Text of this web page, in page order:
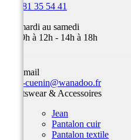
03 81 35 54 41
Du mardi au samedi
de 09h à 12h - 14h à 18h
Par email
team-cuenin@wanadoo.fr
Sportswear & Accessoires
Jean
Pantalon cuir
Pantalon textile